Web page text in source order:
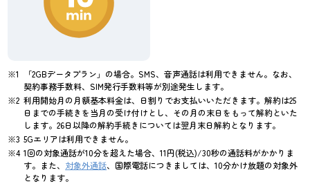
「2GBデータプラン」の場合。SMS、音声通話は利用できません。なお、
契約事務手数料、SIM発行手数料等が別途発生します。
利用開始月の月額基本料金は、日割りでお支払いいただきます。解約は25
日までの手続きを当月の受け付けとし、その月の末日をもって解約といた
します。26日以降の解約手続きについては翌月末日解約となります。
5Gエリアは利用できません。
1回の対象通話が10分を超えた場合、11円(税込)/30秒の通話料がかかりま
す。また、 対象外通話、国際電話につきましては、10分かけ放題の対象外
となります。